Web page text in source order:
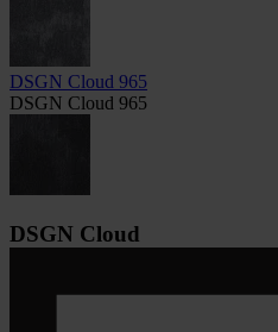
DSGN Cloud 965
DSGN Cloud 965
DSGN Cloud